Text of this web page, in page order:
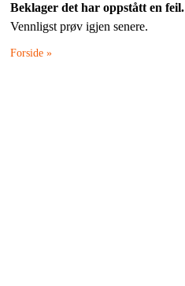
Beklager det har oppstått en feil.
Vennligst prøv igjen senere.
Forside »